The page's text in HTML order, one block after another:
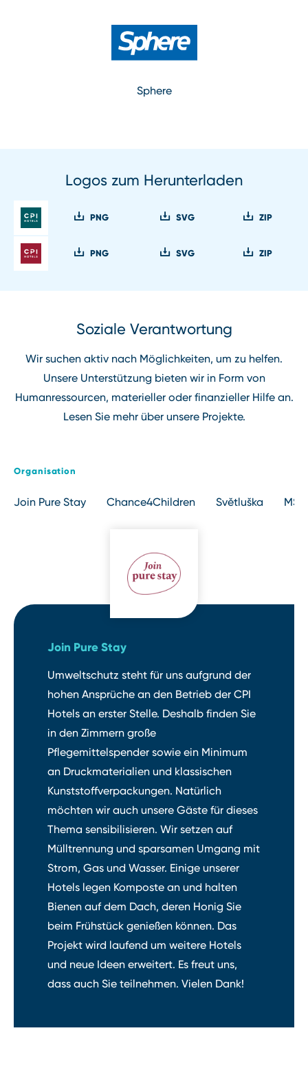
Sphere
Logos zum Herunterladen
PNG SVG ZIP
PNG SVG ZIP
Soziale Verantwortung
Wir suchen aktiv nach Möglichkeiten, um zu helfen.
Unsere Unterstützung bieten wir in Form von
Humanressourcen, materieller oder finanzieller Hilfe an.
Lesen Sie mehr über unsere Projekte.
Organisation
Join Pure Stay Chance4Children Světluška MŠ
Join Pure Stay
Umweltschutz steht für uns aufgrund der
hohen Ansprüche an den Betrieb der CPI
Hotels an erster Stelle. Deshalb finden Sie
in den Zimmern große
Pflegemittelspender sowie ein Minimum
an Druckmaterialien und klassischen
Kunststoffverpackungen. Natürlich
möchten wir auch unsere Gäste für dieses
Thema sensibilisieren. Wir setzen auf
Mülltrennung und sparsamen Umgang mit
Strom, Gas und Wasser. Einige unserer
Hotels legen Komposte an und halten
Bienen auf dem Dach, deren Honig Sie
beim Frühstück genießen können. Das
Projekt wird laufend um weitere Hotels
und neue Ideen erweitert. Es freut uns,
dass auch Sie teilnehmen. Vielen Dank!